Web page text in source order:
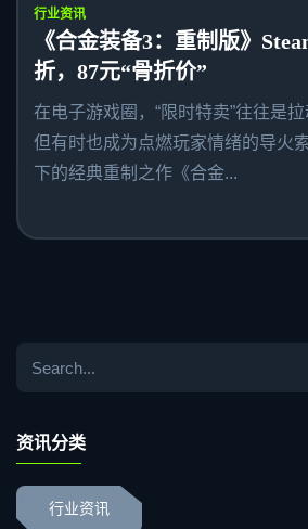
行业资讯
《合金装备3：重制版》
折，87元“骨折价”
在电子游戏圈，“限时特卖”往往是拉
但有时也成为点燃玩家情绪的导火
下的经典重制之作《合金...
资讯分类
行业资讯